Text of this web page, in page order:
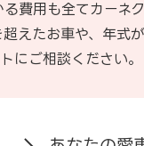
費用も全てカーネ
えたお車や、年式
にご相談ください。